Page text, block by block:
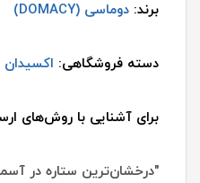
برند: دوماسی (DOMACY)
دسته فروشگاهی: اکسیدان
برای آشنایی با روش‌های
"درخشان‌ترین ستاره در